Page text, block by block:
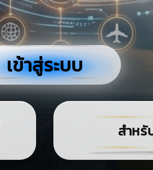
เข้าสู่ระบบ
สำหรั